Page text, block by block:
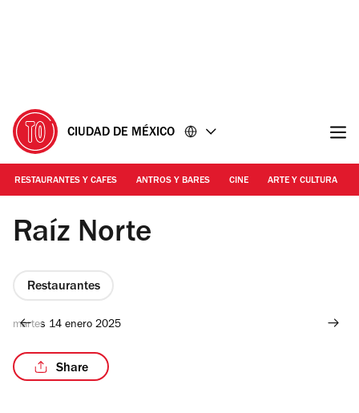
CIUDAD DE MÉXICO
RESTAURANTES Y CAFES ANTROS Y BARES CINE ARTE Y CULTURA
Foto: Cortesía
Raíz Norte
Restaurantes
martes 14 enero 2025
Share